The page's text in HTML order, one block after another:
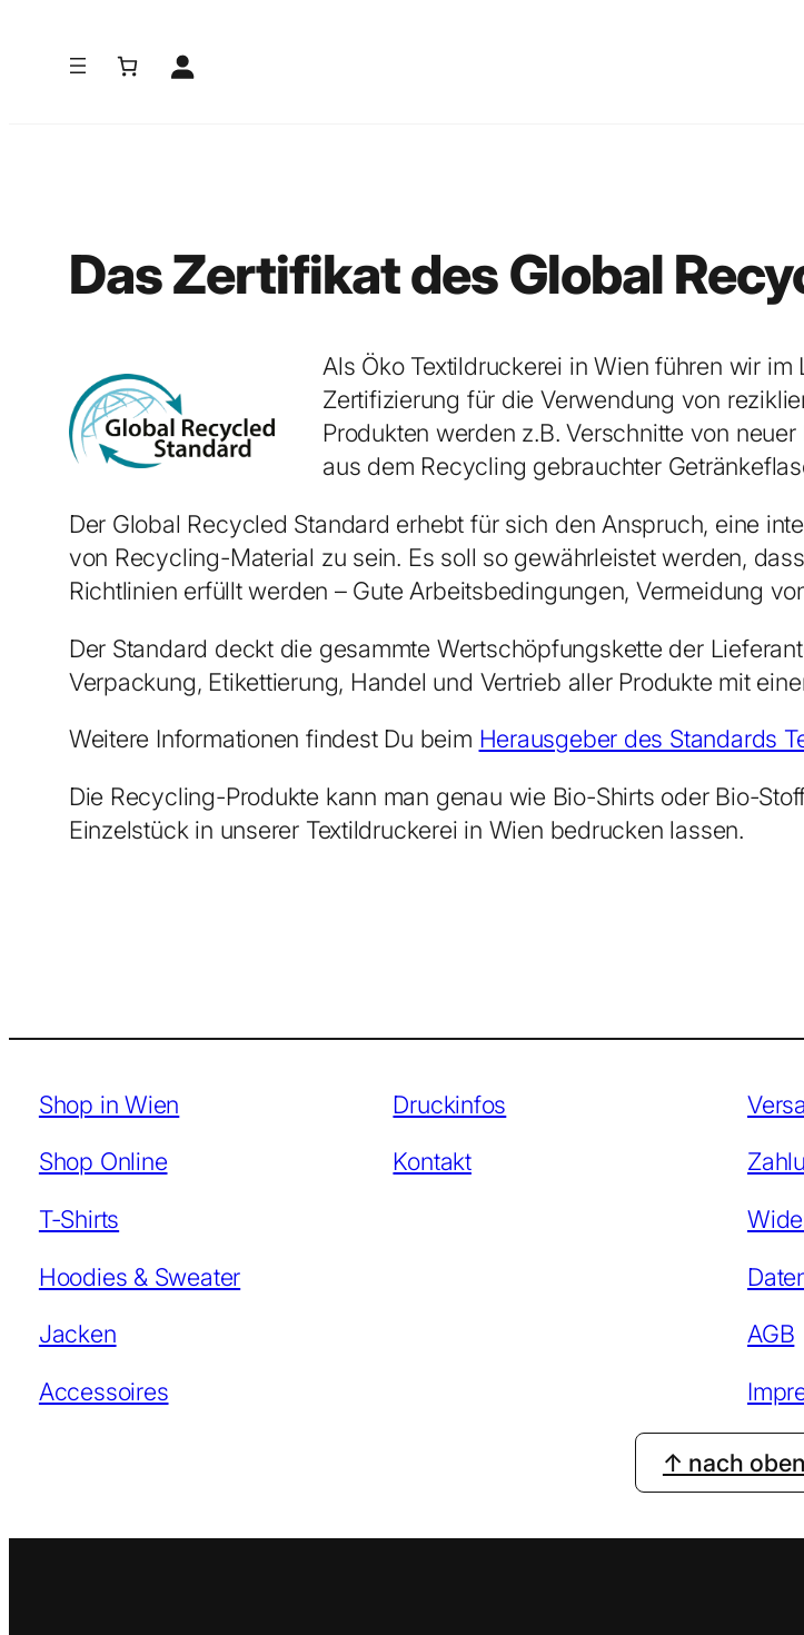
Das Zertifikat des Global
Als Öko Textildruckerei in Wien führen wir
Zertifizierung für die Verwendung von
Produkten werden z.B. Verschnitte von
aus dem Recycling gebrauchter
Der Global Recycled Standard erhebt für sich den Anspruch, eine
von Recycling-Material zu sein. Es soll so gewährleistet werden,
Richtlinien erfüllt werden – Gute Arbeitsbedingungen, Vermeidung
Der Standard deckt die gesammte Wertschöpfungskette der
Verpackung, Etikettierung, Handel und Vertrieb aller Produkte mit
Weitere Informationen findest Du beim Herausgeber des Standards
Die Recycling-Produkte kann man genau wie Bio-Shirts oder Bio-
Einzelstück in unserer Textildruckerei in Wien bedrucken lassen.
Shop in Wien
Shop Online
T-Shirts
Hoodies & Sweater
Jacken
Accessoires
Druckinfos
Kontakt
AGB
↑ nach